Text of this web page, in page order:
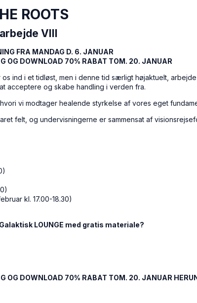
ROOTS
VIII
FRA MANDAG D. 6. JANUAR
OG DOWNLOAD 70% RABAT TOM. 20. JANUAR
ind i et tidløst, men i denne tid særligt højaktuelt,
acceptere og skabe handling i verden fra.
vi modtager healende styrkelse af vores eget
felt, og undervisningerne er sammensat af
kl. 17.00-18.30)
LOUNGE med gratis materiale?
OG DOWNLOAD 70% RABAT TOM. 20. JANUAR